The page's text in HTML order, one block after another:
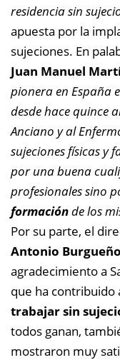
residencia sin
apuesta por la
sujeciones. En
Juan Manuel
pionera en España
desde hace quince
Anciano y al
sujeciones físicas y
por una buena
profesionales sino
formaciónde los
Por su parte, el
Antonio Burgueño
agradecimiento a
que ha contribuido
trabajar sin
todos ganan,
mostraron muy